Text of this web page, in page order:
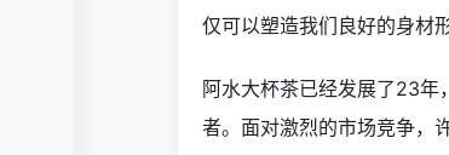
仅可以塑造我们良好的身材
阿水大杯茶已经发展了23年
者。面对激烈的市场竞争，